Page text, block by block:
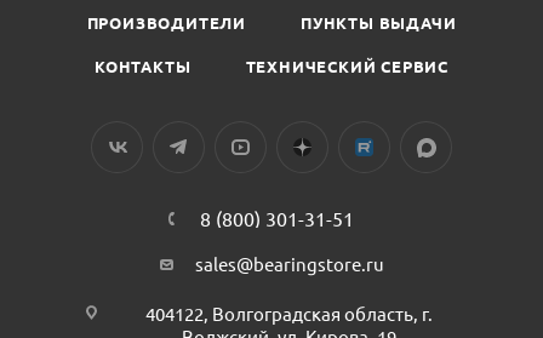
ПРОИЗВОДИТЕЛИ ПУНКТЫ ВЫДАЧИ
КОНТАКТЫ ТЕХНИЧЕСКИЙ СЕРВИС
8 (800) 301-31-51
sales@bearingstore.ru
404122, Волгоградская область, г.